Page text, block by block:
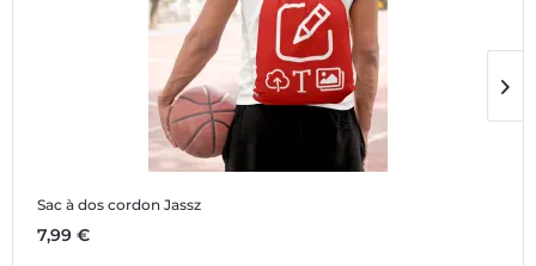
Sac à dos cordon Jassz
7,99 €